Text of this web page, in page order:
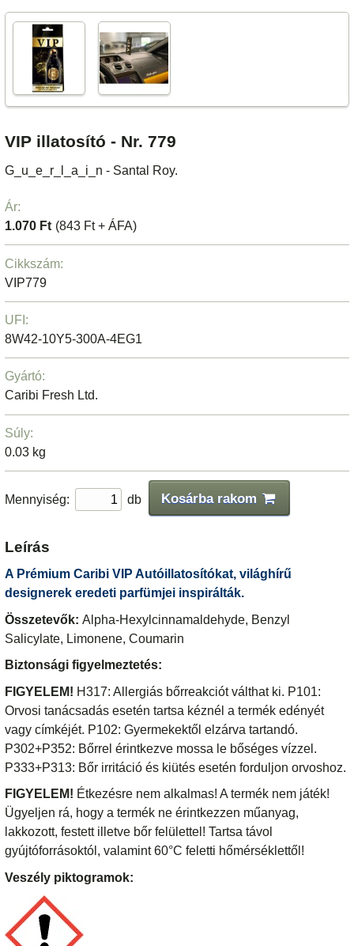
VIP illatosító - Nr. 779
G_u_e_r_l_a_i_n - Santal Roy.
Ár:
1.070 Ft (843 Ft + ÁFA)
Cikkszám:
VIP779
UFI:
8W42-10Y5-300A-4EG1
Gyártó:
Caribi Fresh Ltd.
Súly:
0.03 kg
Mennyiség: db Kosárba rakom
Leírás
A Prémium Caribi VIP Autóillatosítókat, világhírű
designerek eredeti parfümjei inspirálták.
Összetevők:Alpha-Hexylcinnamaldehyde, Benzyl
Salicylate, Limonene, Coumarin
Biztonsági figyelmeztetés:
FIGYELEM! H317: Allergiás bőrreakciót válthat ki. P101:
Orvosi tanácsadás esetén tartsa kéznél a termék edényét
vagy címkéjét. P102: Gyermekektől elzárva tartandó.
P302+P352: Bőrrel érintkezve mossa le bőséges vízzel.
P333+P313: Bőr irritáció és kiütés esetén forduljon orvoshoz.
FIGYELEM! Étkezésre nem alkalmas! A termék nem játék!
Ügyeljen rá, hogy a termék ne érintkezzen műanyag,
lakkozott, festett illetve bőr felülettel! Tartsa távol
gyújtóforrásoktól, valamint 60°C feletti hőmérséklettől!
Veszély piktogramok: